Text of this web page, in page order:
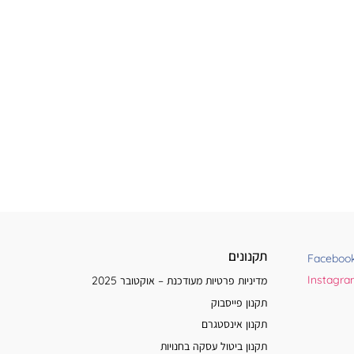
תקנונים
מדיניות פרטיות מעודכנת – אוקטובר 2025
תקנון פייסבוק
תקנון אינסטגרם
תקנון ביטול עסקה בחנויות